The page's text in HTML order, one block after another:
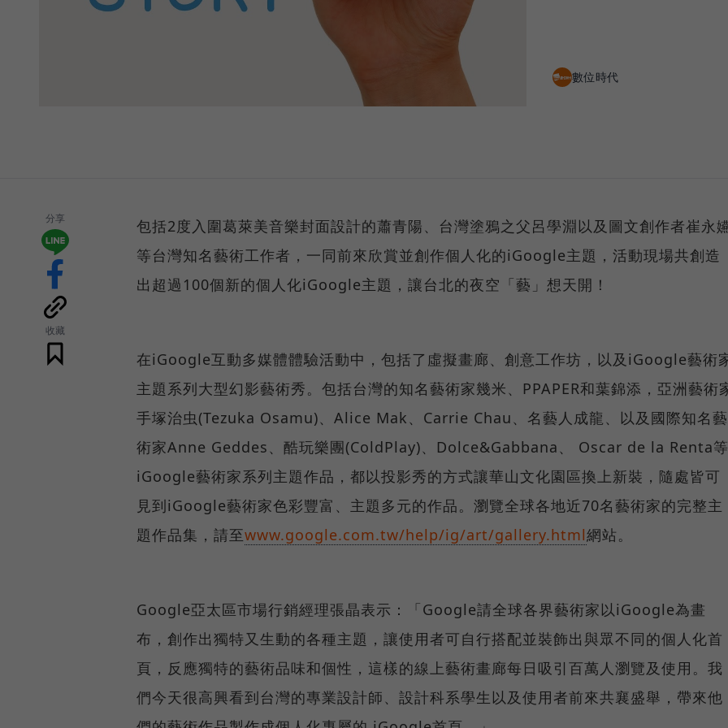
數位時代
分享
收藏
包括2度入圍葛萊美音樂封面設計的蕭青陽、台灣塗鴉之父呂學淵以及圖文創作者崔永
等台灣知名藝術工作者，一同前來欣賞並創作個人化的iGoogle主題，活動現場共創造
出超過100個新的個人化iGoogle主題，讓台北的夜空「藝」想天開！
在iGoogle互動多媒體體驗活動中，包括了虛擬畫廊、創意工作坊，以及iGoogle藝術
主題系列大型幻影藝術秀。包括台灣的知名藝術家幾米、PPAPER和葉錦添，亞洲藝術
手塚治虫(Tezuka Osamu)、Alice Mak、Carrie Chau、名藝人成龍、以及國際知名藝
術家Anne Geddes、酷玩樂團(ColdPlay)、Dolce&Gabbana、 Oscar de la Renta等
iGoogle藝術家系列主題作品，都以投影秀的方式讓華山文化園區換上新裝，隨處皆可
見到iGoogle藝術家色彩豐富、主題多元的作品。瀏覽全球各地近70名藝術家的完整主
題作品集，請至www.google.com.tw/help/ig/art/gallery.html網站。
Google亞太區市場行銷經理張晶表示：「Google請全球各界藝術家以iGoogle為畫
布，創作出獨特又生動的各種主題，讓使用者可自行搭配並裝飾出與眾不同的個人化首
頁，反應獨特的藝術品味和個性，這樣的線上藝術畫廊每日吸引百萬人瀏覽及使用。我
們今天很高興看到台灣的專業設計師、設計科系學生以及使用者前來共襄盛舉，帶來他